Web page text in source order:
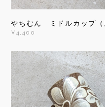
やちむん ミドルカップ
¥4,400